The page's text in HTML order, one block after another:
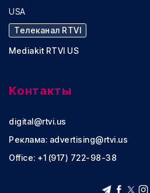
USA
Телеканал RTVI
Mediakit RTVI US
Контакты
digital@rtvi.us
Реклама: advertising@rtvi.us
Office: +1 (917) 722-98-38